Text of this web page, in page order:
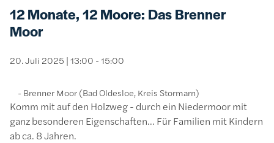
12 Monate, 12 Moore: Das Brenner
Moor
20. Juli 2025 | 13:00 - 15:00
Brenner Moor (Bad Oldesloe, Kreis Stormarn)
Komm mit auf den Holzweg - durch ein Niedermoor mit
ganz besonderen Eigenschaften... Für Familien mit Kindern
ab ca. 8 Jahren.